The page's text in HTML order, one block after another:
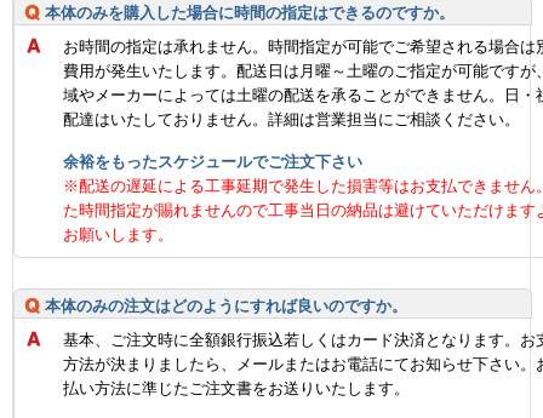
本体のみを購入した場合に時間の指定はできるのですか。
お時間の指定は承れません。時間指定が可能でご希望される場合は
費用が発生いたします。配送日は月曜～土曜のご指定が可能ですが
域やメーカーによっては土曜の配送を承ることができません。日・
配達はいたしておりません。詳細は営業担当にご相談ください。
余裕をもったスケジュールでご注文下さい
※配送の遅延による工事延期で発生した損害等はお支払できません
た時間指定が賜れませんので工事当日の納品は避けていただけます
お願いします。
本体のみの注文はどのようにすれば良いのですか。
基本、ご注文時に全額銀行振込若しくはカード決済となります。お
方法が決まりましたら、メールまたはお電話にてお知らせ下さい。
払い方法に準じたご注文書をお送りいたします。